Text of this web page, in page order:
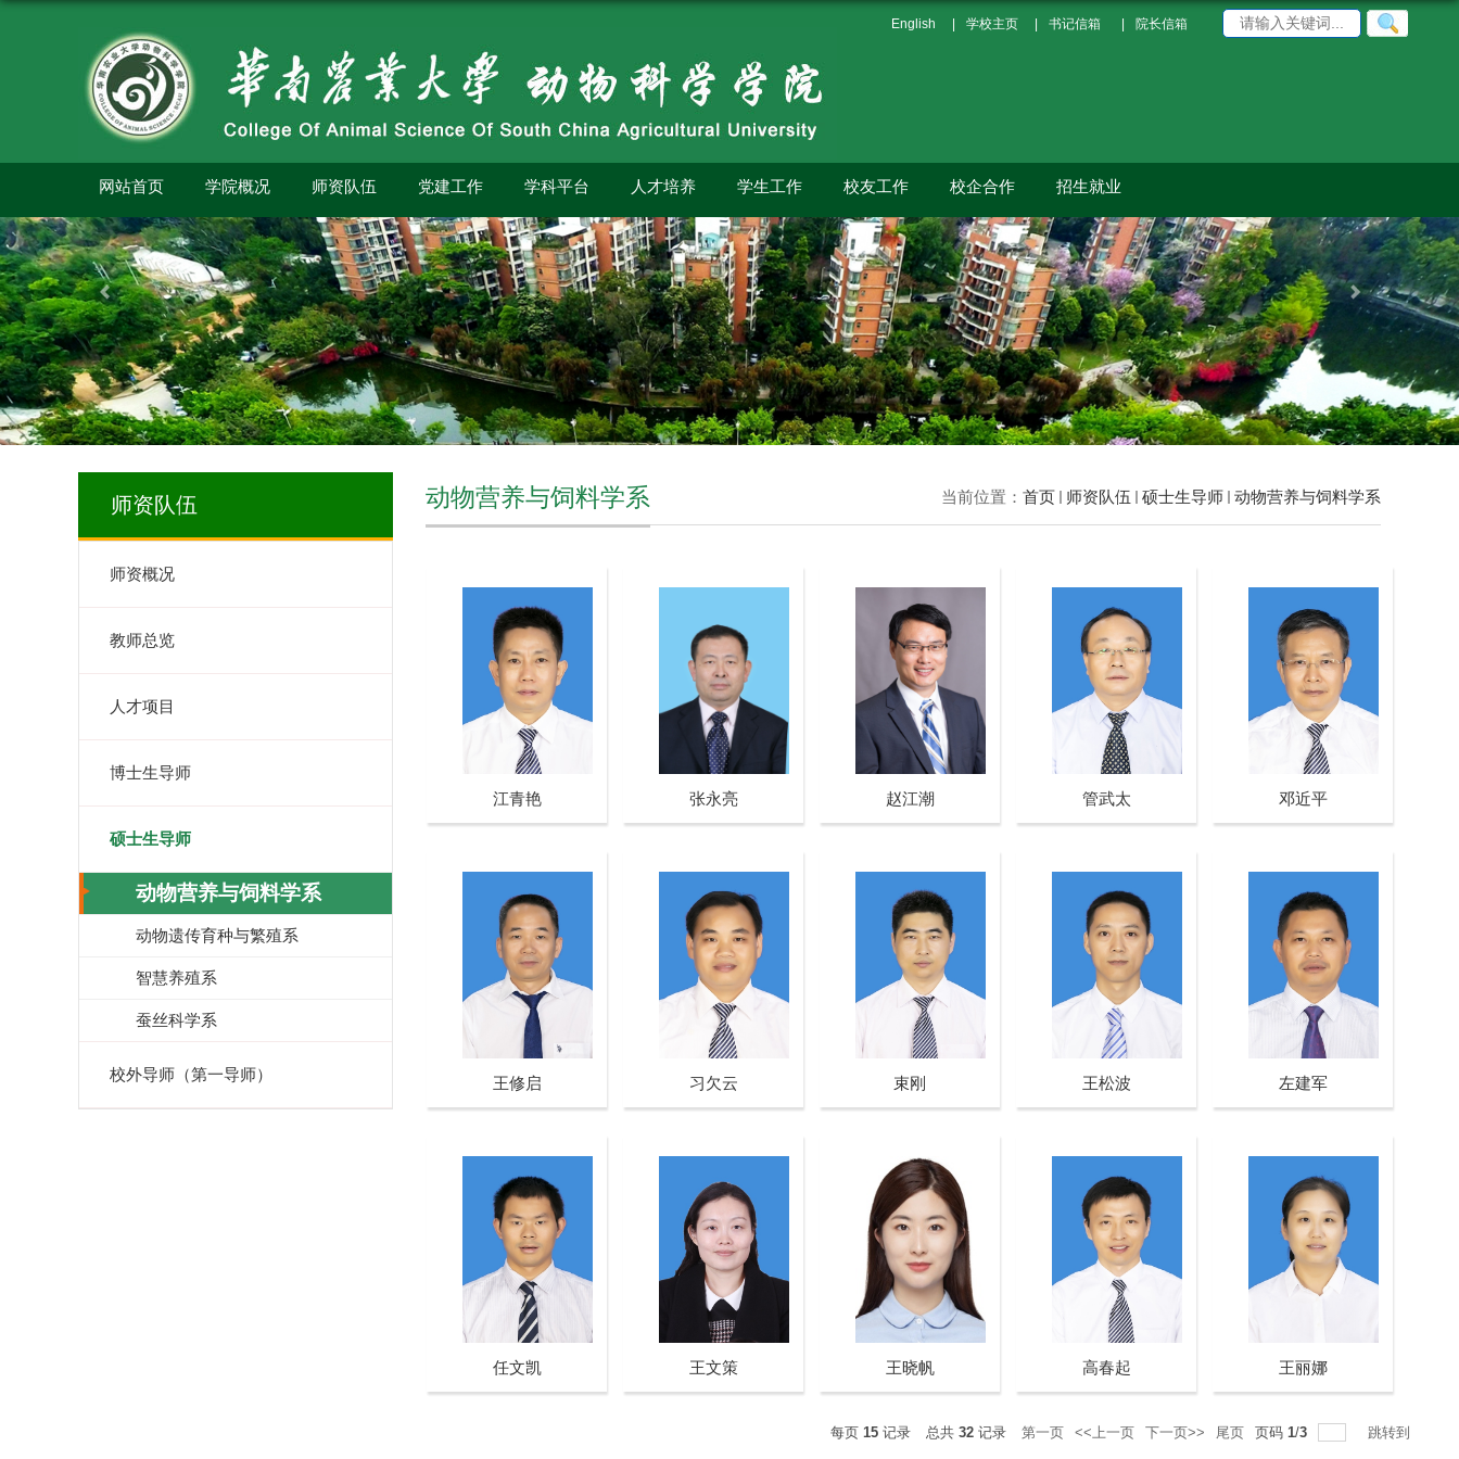
English 学校主页 书记信箱 院长信箱
网站首页 学院概况 师资队伍 党建工作 学科平台 人才培养 学生工作 校友工作 校企合作 招生就业
师资队伍
师资概况
教师总览
人才项目
博士生导师
硕士生导师
动物营养与饲料学系
动物遗传育种与繁殖系
智慧养殖系
蚕丝科学系
校外导师（第一导师）
当前位置： 首页 师资队伍 硕士生导师 动物营养与饲料学系
动物营养与饲料学系
江青艳 张永亮 赵江潮 管武太 邓近平
王修启 习欠云 束刚 王松波 左建军
任文凯 王文策 王晓帆 高春起 王丽娜
每页 15 记录 总共 32 记录 第一页 <<上一页 下一页>> 尾页 页码 1/3 跳转到